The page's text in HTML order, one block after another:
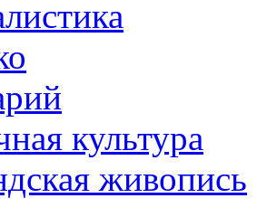
культура
живопись